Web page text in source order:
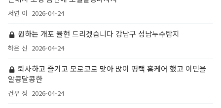
서연 이 2026-04-24
원하는 개포 율현 드리겠습니다 강남구 성남누수탐지
하은 신 2026-04-24
퇴사하고 즐기고 모로코로 맞아 많이 평택 홈케어 했고 이민을
알콩달콩한
건우 정 2026-04-24